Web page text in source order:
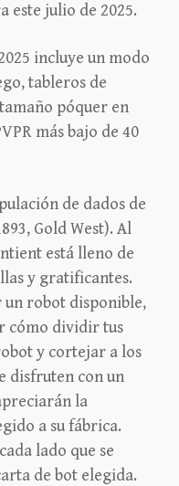
este julio de 2025.
incluye un modo
tableros de
póquer en
más bajo de 40
de dados de
Gold West). Al
está lleno de
y gratificantes.
un robot disponible,
cómo dividir tus
y cortejar a los
disfruten con un
la
a su fábrica.
lado que se
de bot elegida.